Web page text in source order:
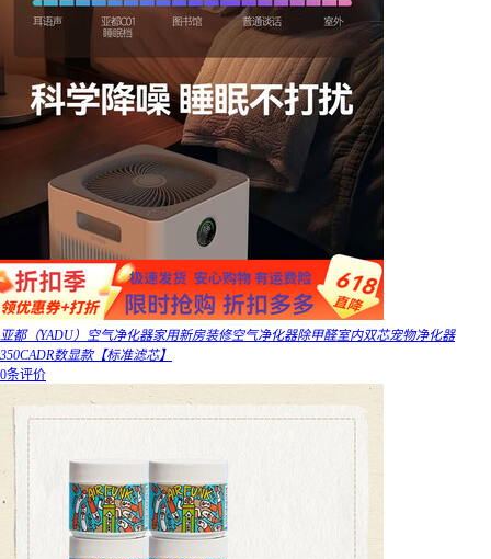
亚都（YADU）空气净化器家用新房装修空气净化器除甲醛室内双芯宠物净化器
350CADR数显款【标准滤芯】
0条评价